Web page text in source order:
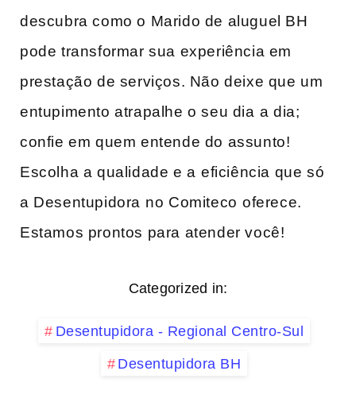
descubra como o Marido de aluguel BH
pode‍ transformar sua experiência em
prestação de ​serviços. ‌Não deixe‍ que um
entupimento atrapalhe o seu dia ⁣a dia;⁣
confie em ‍quem entende do assunto!
Escolha a qualidade e​ a⁣ eficiência que só
a Desentupidora ⁤no Comiteco ⁢oferece.
Estamos prontos para atender você!
Categorized in:
Desentupidora - Regional Centro-Sul
Desentupidora BH